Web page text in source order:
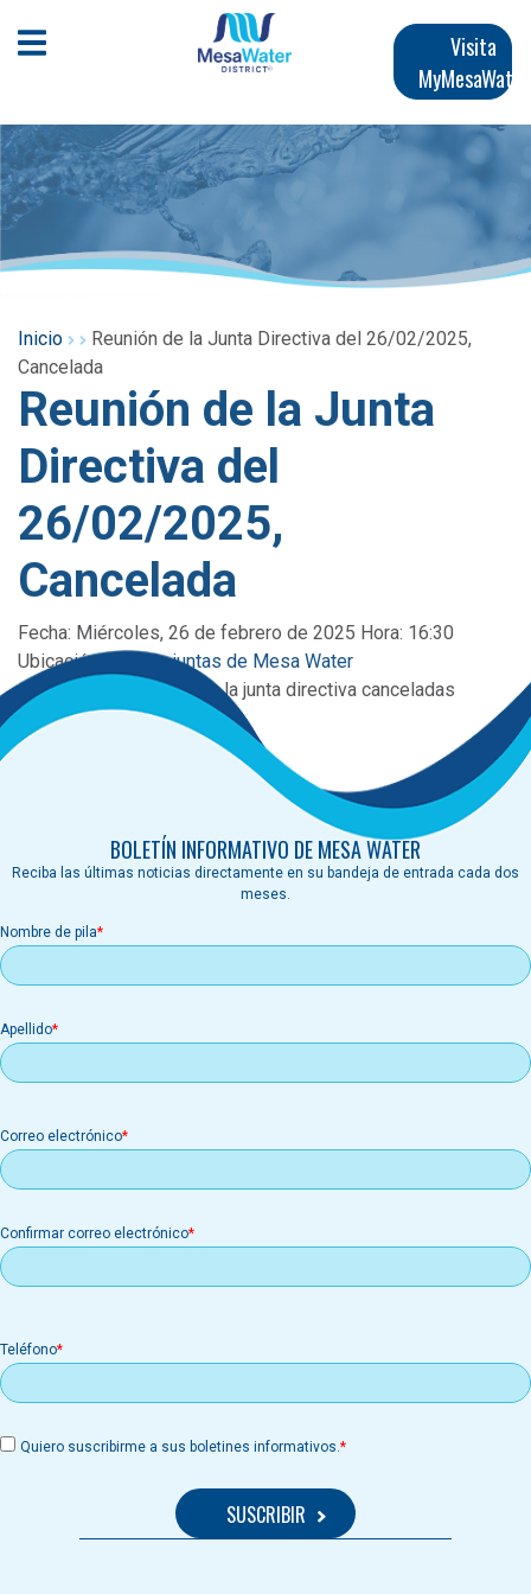
Navegación
Abrir menú móvil
Visita
MyMesaWater
Inicio
Reunión de la Junta Directiva del 26/02/2025,
Cancelada
Reunión de la Junta
Directiva del
26/02/2025,
Cancelada
Fecha: Miércoles, 26 de febrero de 2025 Hora: 16:30
Ubicación: Sala de juntas de Mesa Water
Categoría:
Reuniones de la junta directiva canceladas
Cancelado
BOLETÍN INFORMATIVO DE MESA WATER
Reciba las últimas noticias directamente en su bandeja de entrada cada dos
meses.
Nombre de pila
Apellido
Correo
electrónico
Correo electrónico
Confirmar correo electrónico
Teléfono
Quiero suscribirme a sus boletines informativos.